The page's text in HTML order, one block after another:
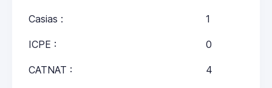
Casias : 1
ICPE : 0
CATNAT : 4